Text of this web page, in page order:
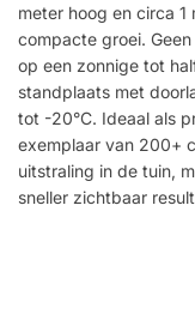
meter hoog en circa
compacte groei.
op een zonnige tot
standplaats met
tot -20°C. Ideaal als
exemplaar van 200+
uitstraling in de tuin,
sneller zichtbaar